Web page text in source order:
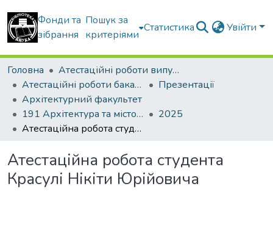
Фонди та
зібрання
Пошук за
критеріями
Статистика Увійти
Головна
Атестаційні роботи випускників
Атестаційні роботи бакалаврів
Презентації
Архітектурний факультет
191 Архітектура та містобудування
2025
Атестаційна робота студента Красулі Нікіти Юрійовича
Атестаційна робота студента
Красулі Нікіти Юрійовича